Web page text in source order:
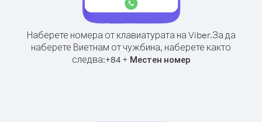
Наберете номера от клавиатурата на Viber.За да
наберете Виетнам от чужбина, наберете както
следва:+84+ Местен номер